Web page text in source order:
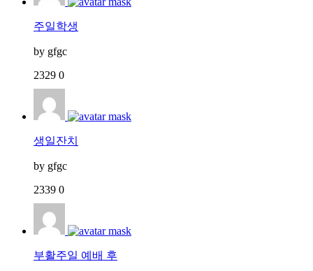
주일학생
by gfgc
2329 0
생일잔치
by gfgc
2339 0
부활주일 예배 후